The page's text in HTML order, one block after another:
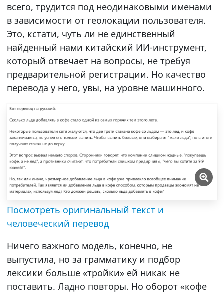
всего, трудится под неодинаковыми именами
в зависимости от геолокации пользователя.
Это, кстати, чуть ли не единственный
найденный нами китайский ИИ-инструмент,
который отвечает на вопросы, не требуя
предварительной регистрации. Но качество
перевода у него, увы, на уровне машинного.
Посмотреть оригинальный текст и
человеческий перевод
Ничего важного модель, конечно, не
выпустила, но за грамматику и подбор
лексики больше «тройки» ей никак не
поставить. Ладно повторы. Но оборот «кофе